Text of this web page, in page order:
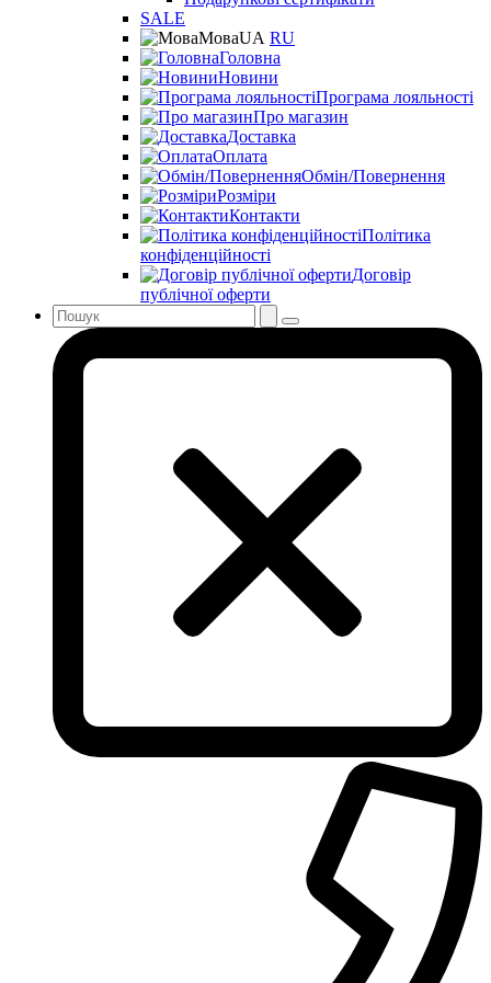
SALE
МоваUA RU
Головна
Новини
Програма лояльності
Про магазин
Доставка
Оплата
Обмін/Повернення
Розміри
Контакти
Політика
конфіденційності
Договір
публічної оферти